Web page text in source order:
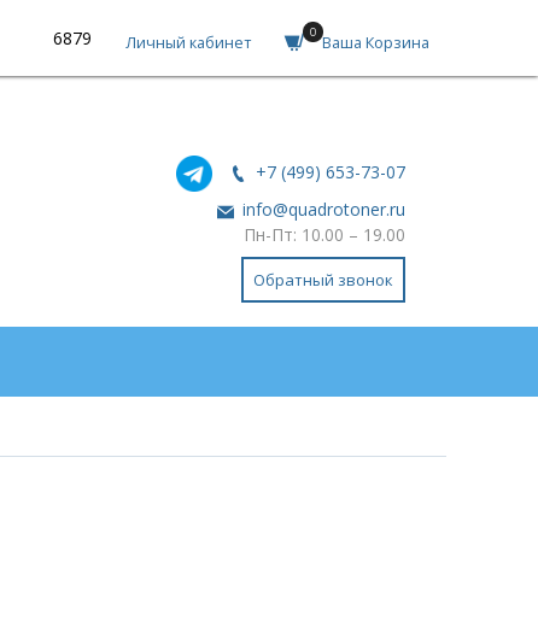
6879 Личный кабинет 0 Ваша Корзина
+7 (499) 653-73-07
info@quadrotoner.ru
Пн-Пт: 10.00 – 19.00
Обратный звонок